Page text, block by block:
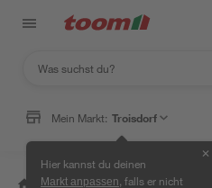
Mein Markt: Troisdorf
Hier kannst du deinen
Markt anpassen , falls er nicht
✕